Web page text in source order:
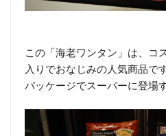
この「海老ワンタン」は、コ
入りでおなじみの人気商品で
パッケージでスーパーに登場